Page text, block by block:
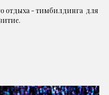
отдыха - тимбилдинга для